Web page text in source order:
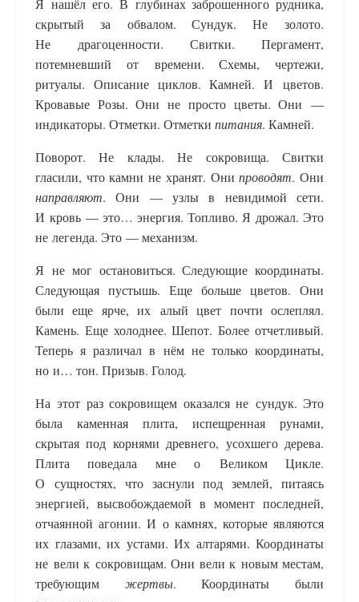
скрытый за обвалом. Сундук. Не золото.
Не драгоценности. Свитки. Пергамент,
потемневший от времени. Схемы, чертежи,
ритуалы. Описание циклов. Камней. И цветов.
Кровавые Розы. Они не просто цветы. Они —
индикаторы. Отметки. Отметки питания. Камней.
Поворот. Не клады. Не сокровища. Свитки
гласили, что камни не хранят. Онипроводят. Они
направляют. Они — узлы в невидимой сети.
И кровь — это… энергия. Топливо. Я дрожал. Это
не легенда. Это — механизм.
Я не мог остановиться. Следующие координаты.
Следующая пустышь. Еще больше цветов. Они
были еще ярче, их алый цвет почти ослеплял.
Камень. Еще холоднее. Шепот. Более отчетливый.
Теперь я различал в нём не только координаты,
но и… тон. Призыв. Голод.
На этот раз сокровищем оказался не сундук. Это
была каменная плита, испещренная рунами,
скрытая под корнями древнего, усохшего дерева.
Плита поведала мне о Великом Цикле.
О сущностях, что заснули под землей, питаясь
энергией, высвобождаемой в момент последней,
отчаянной агонии. И о камнях, которые являются
их глазами, их устами. Их алтарями. Координаты
не вели к сокровищам. Они вели к новым местам,
требующим жертвы. Координаты были